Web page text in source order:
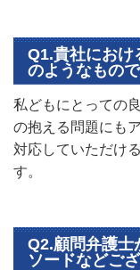
Q1.貴社におけ
のようなもの
私どもにとっての
の抱える問題にも
対応していただけ
す。
Q2.顧問弁護士
ソードなどご